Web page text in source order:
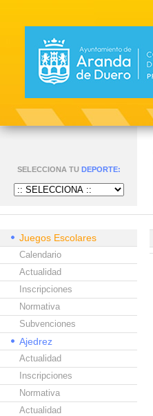
SELECCIONA TU DEPORTE:
Juegos Escolares
Calendario
Actualidad
Inscripciones
Normativa
Subvenciones
Ajedrez
Actualidad
Inscripciones
Normativa
Actualidad